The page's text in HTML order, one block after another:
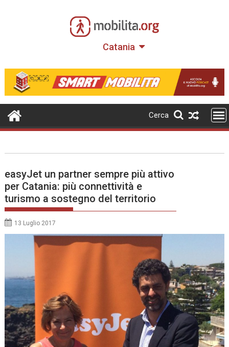
Catania
Cerca
easyJet un partner sempre più attivo
per Catania: più connettività e
turismo a sostegno del territorio
13 Luglio 2017